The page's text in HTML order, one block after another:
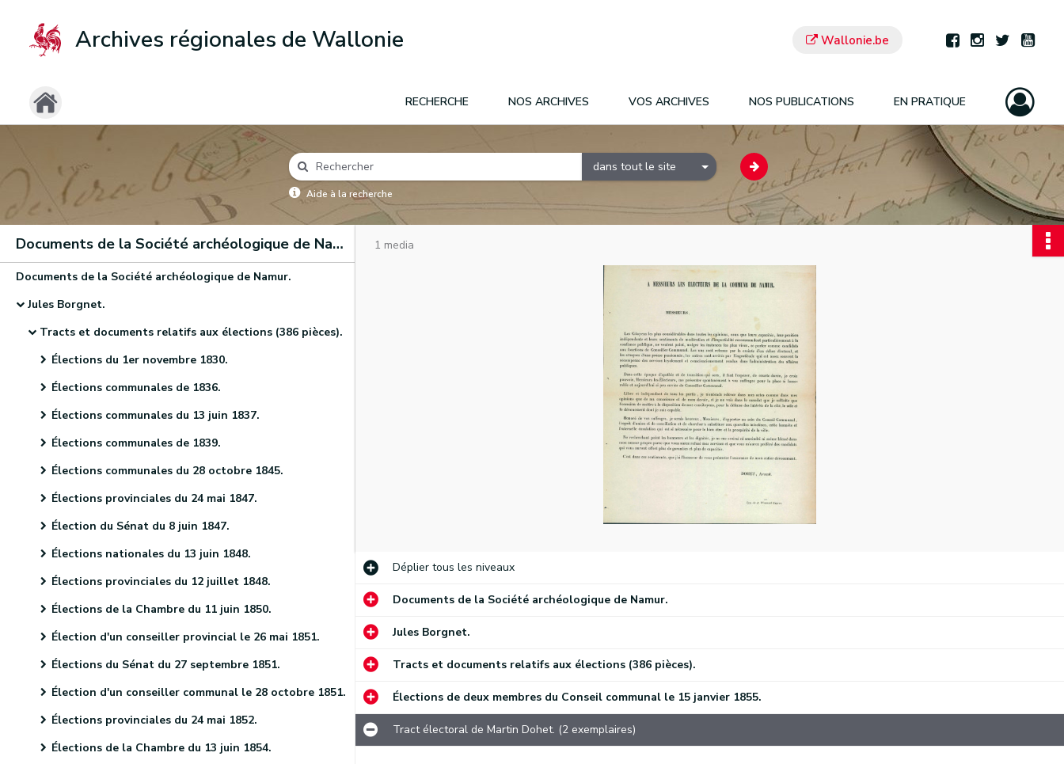
Archives régionales de Wallonie Wallonie.be
RECHERCHE NOS ARCHIVES VOS ARCHIVES NOS PUBLICATIONS EN PRATIQUE
dans tout le site
Aide à la recherche
Documents de la Société archéologique de Namur
Documents de la Société archéologique de Namur.
Jules Borgnet.
Tracts et documents relatifs aux élections (386 pièces).
Élections du 1er novembre 1830.
Élections communales de 1836.
Élections communales du 13 juin 1837.
Élections communales de 1839.
Élections communales du 28 octobre 1845.
Élections provinciales du 24 mai 1847.
Élection du Sénat du 8 juin 1847.
Élections nationales du 13 juin 1848.
Élections provinciales du 12 juillet 1848.
Élections de la Chambre du 11 juin 1850.
Élection d'un conseiller provincial le 26 mai 1851.
Élections du Sénat du 27 septembre 1851.
Élection d'un conseiller communal le 28 octobre 1851.
Élections provinciales du 24 mai 1852.
Élections de la Chambre du 13 juin 1854.
1 media
Dépliertous les niveaux
Documents de la Société archéologique de Namur.
Jules Borgnet.
Tracts et documents relatifs aux élections (386 pièces).
Élections de deux membres du Conseil communal le 15 janvier 1855.
Tract électoral de Martin Dohet. (2 exemplaires)